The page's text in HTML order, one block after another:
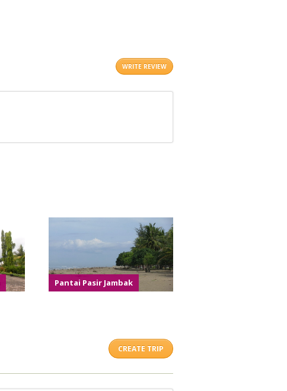
WRITE REVIEW
Pantai Pasir Jambak
CREATE TRIP